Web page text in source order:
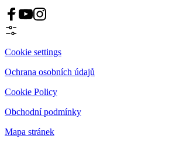
Cookie settings
Ochrana osobních údajů
Cookie Policy
Obchodní podmínky
Mapa stránek